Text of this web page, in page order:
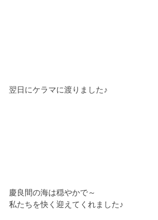
翌日にケラマに渡りました♪
慶良間の海は穏やかで～
私たちを快く迎えてくれました♪